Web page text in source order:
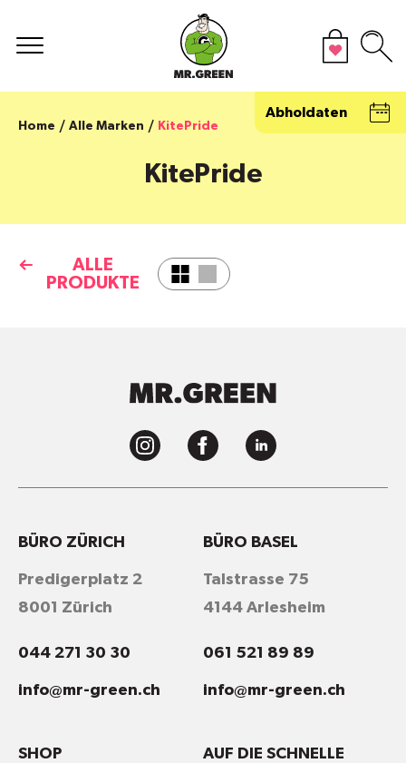
Abholdaten
Home Alle Marken KitePride
KitePride
ALLE
PRODUKTE
BÜRO ZÜRICH
Predigerplatz 2
8001 Zürich
044 271 30 30
info@mr-green.ch
BÜRO BASEL
Talstrasse 75
4144 Arlesheim
061 521 89 89
info@mr-green.ch
AUF DIE SCHNELLE
SHOP